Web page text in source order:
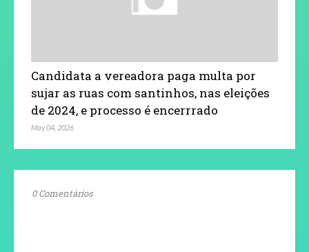
Candidata a vereadora paga multa por
sujar as ruas com santinhos, nas eleições
de 2024, e processo é encerrrado
May 04, 2026
0 Comentários